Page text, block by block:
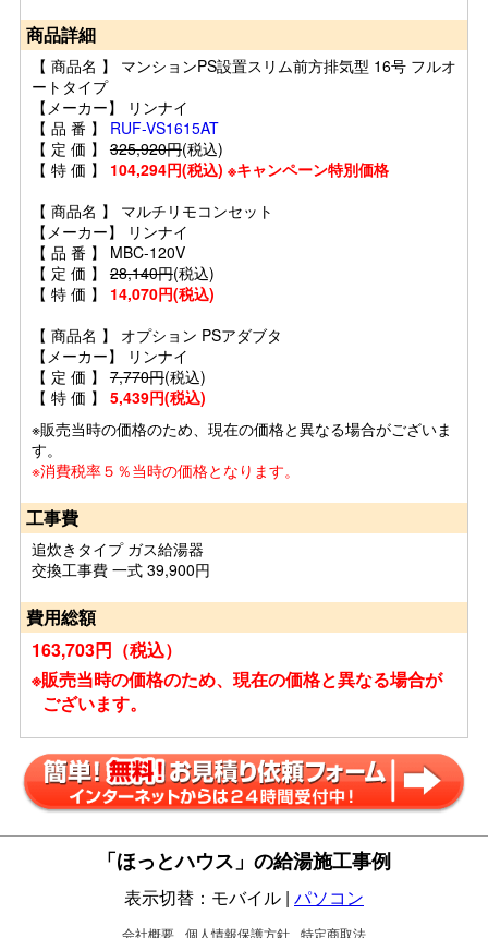
商品詳細
【 商品名 】 マンションPS設置スリム前方排気型 16号 フルオ
ートタイプ
【メーカー】 リンナイ
【 品 番 】 RUF-VS1615AT
【 定 価 】 325,920円(税込)
【 特 価 】 104,294円(税込) ※キャンペーン特別価格
【 商品名 】 マルチリモコンセット
【メーカー】 リンナイ
【 品 番 】 MBC-120V
【 定 価 】 28,140円(税込)
【 特 価 】 14,070円(税込)
【 商品名 】 オプション PSアダブタ
【メーカー】 リンナイ
【 定 価 】 7,770円(税込)
【 特 価 】 5,439円(税込)
※販売当時の価格のため、現在の価格と異なる場合がございま
す。
※消費税率５％当時の価格となります。
工事費
追炊きタイプ ガス給湯器
交換工事費 一式 39,900円
費用総額
163,703円（税込）
※販売当時の価格のため、現在の価格と異なる場合が
ございます。
「ほっとハウス」の給湯施工事例
表示切替：モバイル | パソコン
会社概要 個人情報保護方針 特定商取法